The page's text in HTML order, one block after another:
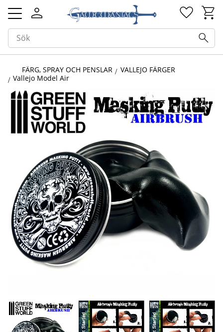
Meny
FÄRG, SPRAY OCH PENSLAR
VALLEJO FÄRGER
Vallejo Model Air